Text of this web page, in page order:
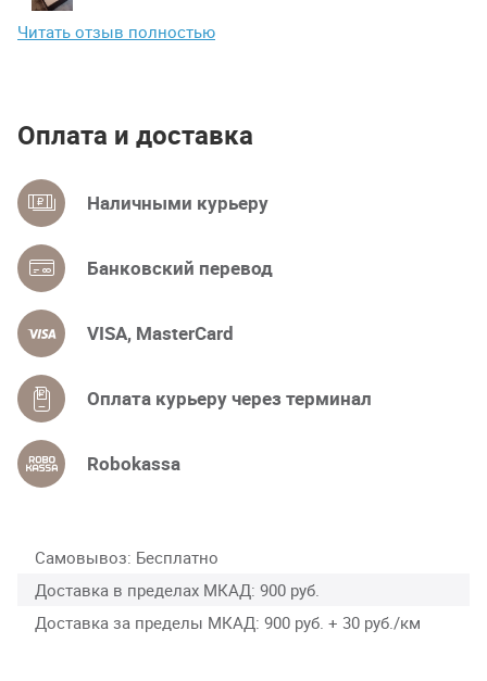
Читать отзыв полностью
Оплата и доставка
Наличными курьеру
Банковский перевод
VISA, MasterCard
Оплата курьеру через терминал
Robokassa
Самовывоз Бесплатно
Доставка в пределах МКАД 900 руб.
Доставка за пределы МКАД 900 руб. + 30 руб./км